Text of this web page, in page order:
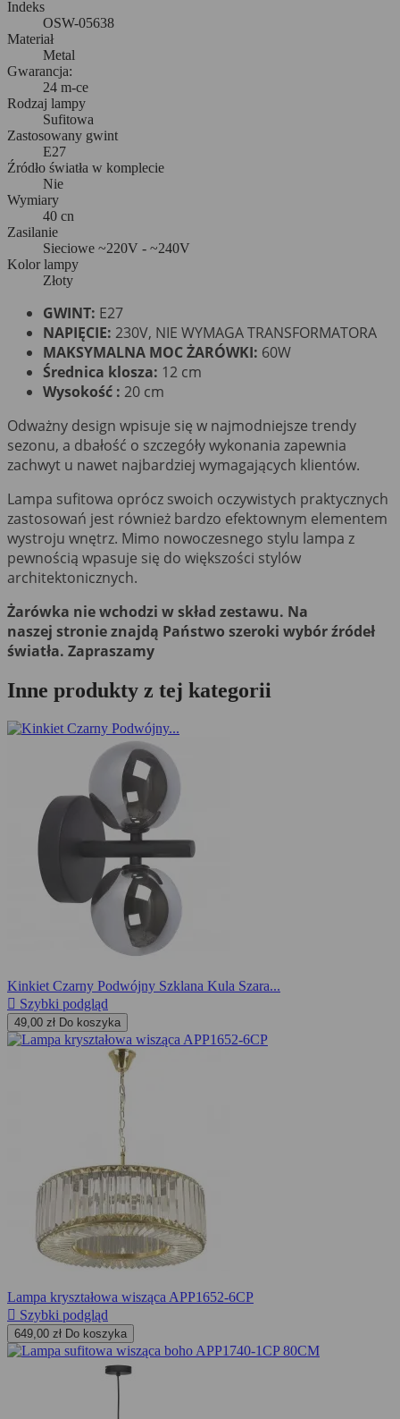
Indeks
OSW-05638
Materiał
Metal
Gwarancja:
24 m-ce
Rodzaj lampy
Sufitowa
Zastosowany gwint
E27
Źródło światła w komplecie
Nie
Wymiary
40 cn
Zasilanie
Sieciowe ~220V - ~240V
Kolor lampy
Złoty
GWINT: E27
NAPIĘCIE: 230V, NIE WYMAGA TRANSFORMATORA
MAKSYMALNA MOC ŻARÓWKI: 60W
Średnica klosza: 12 cm
Wysokość : 20 cm
Odważny design wpisuje się w najmodniejsze trendy
sezonu, a dbałość o szczegóły wykonania zapewnia
zachwyt u nawet najbardziej wymagających klientów.
Lampa sufitowa oprócz swoich oczywistych praktycznych
zastosowań jest również bardzo efektownym elementem
wystroju wnętrz. Mimo nowoczesnego stylu lampa z
pewnością wpasuje się do większości stylów
architektonicznych.
Żarówka nie wchodzi w skład zestawu. Na
naszej stronie znajdą Państwo szeroki wybór źródeł
światła. Zapraszamy
Inne produkty z tej kategorii
Kinkiet Czarny Podwójny Szklana Kula Szara...
 Szybki podgląd
49,00 zł Do koszyka
Lampa kryształowa wisząca APP1652-6CP
 Szybki podgląd
649,00 zł Do koszyka